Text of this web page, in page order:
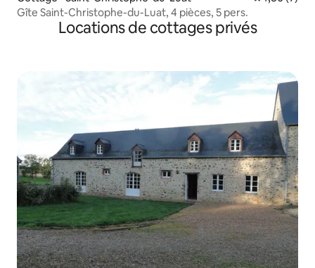
Gîte Saint-Christophe-du-Luat, 4 pièces, 5 pers.
Locations de cottages privés